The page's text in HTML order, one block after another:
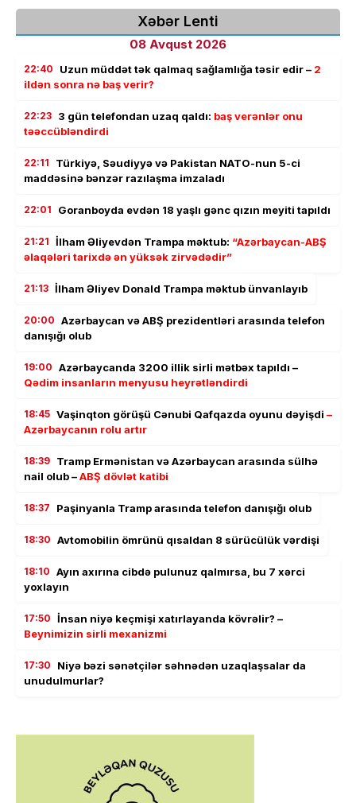
Xəbər Lenti
08 Avqust 2026
22:40 Uzun müddət tək qalmaq sağlamlığa təsir edir – 2
ildən sonra nə baş verir?
22:23 3 gün telefondan uzaq qaldı: baş verənlər onu
təəccübləndirdi
22:11
Türkiyə, Səudiyyə və Pakistan NATO-nun 5-ci
maddəsinə bənzər razılaşma imzaladı
22:01 Goranboyda evdən 18 yaşlı gənc qızın meyiti tapıldı
21:21 İlham Əliyevdən Trampa məktub: “Azərbaycan-ABŞ
əlaqələri tarixdə ən yüksək zirvədədir”
21:13 İlham Əliyev Donald Trampa məktub ünvanlayıb
20:00 Azərbaycan və ABŞ prezidentləri arasında telefon
danışığı olub
19:00 Azərbaycanda 3200 illik sirli mətbəx tapıldı –
Qədim insanların menyusu heyrətləndirdi
18:45 Vaşinqton görüşü Cənubi Qafqazda oyunu dəyişdi –
Azərbaycanın rolu artır
18:39 Tramp Ermənistan və Azərbaycan arasında sülhə
nail olub –ABŞ dövlət katibi
18:37 Paşinyanla Tramp arasında telefon danışığı olub
18:30 Avtomobilin ömrünü qısaldan 8 sürücülük vərdişi
18:10 Ayın axırına cibdə pulunuz qalmırsa, bu 7 xərci
yoxlayın
17:50 İnsan niyə keçmişi xatırlayanda kövrəlir? –
Beynimizin sirli mexanizmi
17:30
Niyə bəzi sənətçilər səhnədən uzaqlaşsalar da
unudulmurlar?